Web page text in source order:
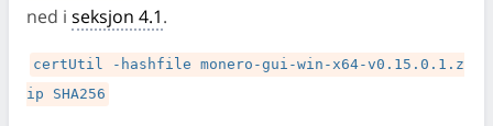
ned i seksjon 4.1.
certUtil -hashfile monero-gui-win-x64-v0.15.0.1.z
ip SHA256